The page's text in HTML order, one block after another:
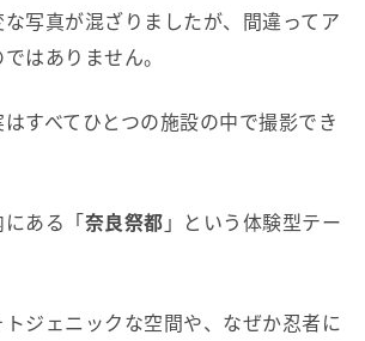
写真が混ざりましたが、間違ってア
はありません。
すべてひとつの施設の中で撮影でき
ある「奈良祭都 」という体験型テー
ジェニックな空間や、なぜか忍者に